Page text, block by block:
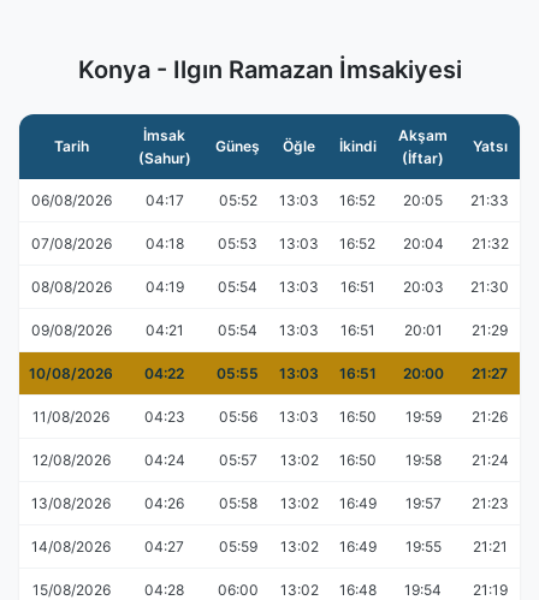
Konya - Ilgın Ramazan İmsakiyesi
Tarih
İmsak
(Sahur)
Güneş Öğle İkindi
Akşam
(İftar)
Yatsı
06/08/2026 04:17 05:52 13:03 16:52 20:05 21:33
07/08/2026 04:18 05:53 13:03 16:52 20:04 21:32
08/08/2026 04:19 05:54 13:03 16:51 20:03 21:30
09/08/2026 04:21 05:54 13:03 16:51 20:01 21:29
10/08/2026 04:22 05:55 13:03 16:51 20:00 21:27
11/08/2026 04:23 05:56 13:03 16:50 19:59 21:26
12/08/2026 04:24 05:57 13:02 16:50 19:58 21:24
13/08/2026 04:26 05:58 13:02 16:49 19:57 21:23
14/08/2026 04:27 05:59 13:02 16:49 19:55 21:21
15/08/2026 04:28 06:00 13:02 16:48 19:54 21:19